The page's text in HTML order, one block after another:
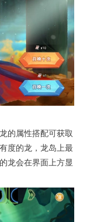
的属性搭配可获取
度的龙，龙岛上最
龙会在界面上方显